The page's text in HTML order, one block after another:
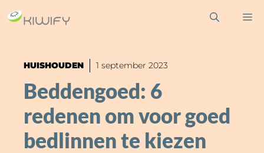
Ga
naar
inhoudHUISHOUDEN 1 september 2023
Beddengoed: 6
redenen om voor goed
bedlinnen te kiezen